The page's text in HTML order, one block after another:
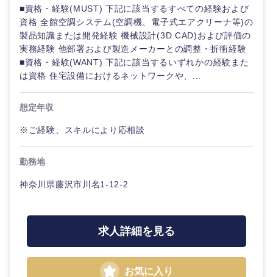
金融専門
職
メディカ
ル
門職
事務職
その他
法律・特許事務所・監査法人
人材・アウトソーシング
サービス
関東地方
茨城県
群馬県
■資格・経験(MUST) 下記に該当するすべての経験および
資格 全館空調システム(空調機、電子式エアクリーナ等)の
製品知識または開発経験 機械設計(3D CAD)および評価の
実務経験 他部署および製造メーカーとの調整・折衝経験
■資格・経験(WANT) 下記に該当するいずれかの経験また
は資格 住宅設備におけるネットワークや、...
想定年収
※ご経験、スキルにより応相談
勤務地
神奈川県藤沢市川名1-12-2
求人詳細を見る
お気に入り